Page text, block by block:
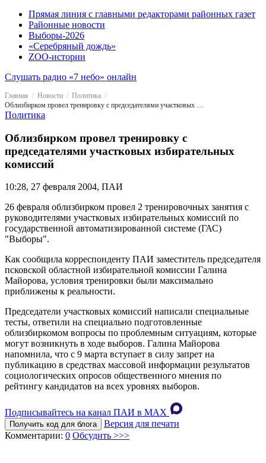
Прямая линия с главными редакторами районных газет
Районные новости
Выборы-2026
«Серебряный дождь»
ZOO-истории
Слушать радио «7 небо» онлайн
Главная Новости
Политика
Облизбирком провел тренировку с председателями участковых избирательных комиссий
Политика
Облизбирком провел тренировку с
председателями участковых избирательных
комиссий
10:28, 27 февраля 2004, ПАИ
26 февраля облизбирком провел 2 тренировочных занятия с
руководителями участковых избирательных комиссий по
государственной автоматизированной системе (ГАС)
"Выборы".
Как сообщила корреспонденту ПАИ заместитель председателя
псковской областной избирательной комиссии Галина
Майорова, условия тренировки были максимально
приближены к реальности.
Председатели участковых комиссий написали специальные
тесты, ответили на специально подготовленные
облизбиркомом вопросы по проблемным ситуациям, которые
могут возникнуть в ходе выборов. Галина Майорова
напомнила, что с 9 марта вступает в силу запрет на
публикацию в средствах массовой информации результатов
социологических опросов общественного мнения по
рейтингу кандидатов на всех уровнях выборов.
Подписывайтесь на канал ПАИ в MAХ
Получить код для блога
Версия для печати
Комментарии: 0 Обсудить >>>